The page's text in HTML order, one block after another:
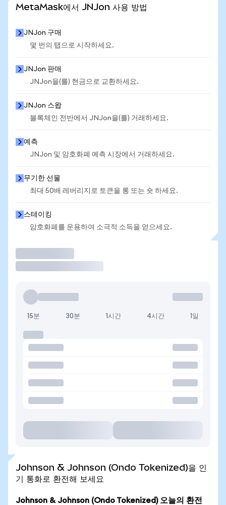
MetaMask에서 JNJon 사용 방법
JNJon 구매
몇 번의 탭으로 시작하세요.
JNJon 판매
JNJon을(를) 현금으로 교환하세요.
JNJon 스왑
블록체인 전반에서 JNJon을(를) 거래하세요.
예측
JNJon 및 암호화폐 예측 시장에서 거래하세요.
무기한 선물
최대 50배 레버리지로 토큰을 롱 또는 숏 하세요.
스테이킹
암호화폐를 운용하여 소극적 소득을 얻으세요.
15분 30분 1시간 4시간 1일
Johnson & Johnson (Ondo Tokenized)을 인
기 통화로 환전해 보세요
Johnson & Johnson (Ondo Tokenized) 오늘의 환전